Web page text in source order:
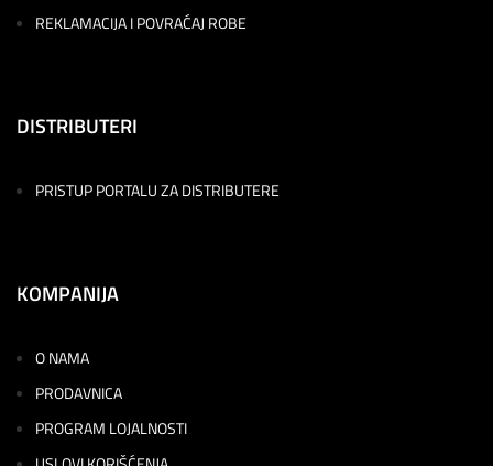
REKLAMACIJA I POVRAĆAJ ROBE
DISTRIBUTERI
PRISTUP PORTALU ZA DISTRIBUTERE
KOMPANIJA
O NAMA
PRODAVNICA
PROGRAM LOJALNOSTI